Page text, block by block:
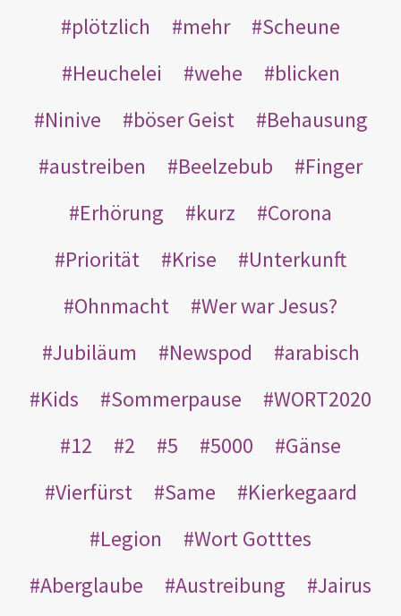
plötzlich mehr
Scheune
Heuchelei
wehe
blicken
Ninive
böser Geist
Behausung
austreiben
Beelzebub
Finger
Erhörung
kurz
Corona
Priorität
Krise
Unterkunft
Ohnmacht
Wer war Jesus?
Jubiläum
Newspod
arabisch
Kids
Sommerpause
WORT2020
12
2 5 5000
Gänse
Vierfürst
Same
Kierkegaard
Legion
Wort Gotttes
Aberglaube
Austreibung
Jairus